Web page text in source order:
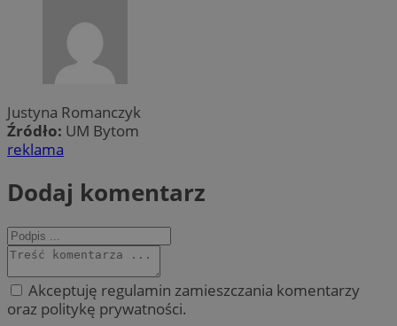
Justyna Romanczyk
Źródło: UM Bytom
reklama
Dodaj komentarz
Akceptuję regulamin zamieszczania komentarzy
oraz politykę prywatności.